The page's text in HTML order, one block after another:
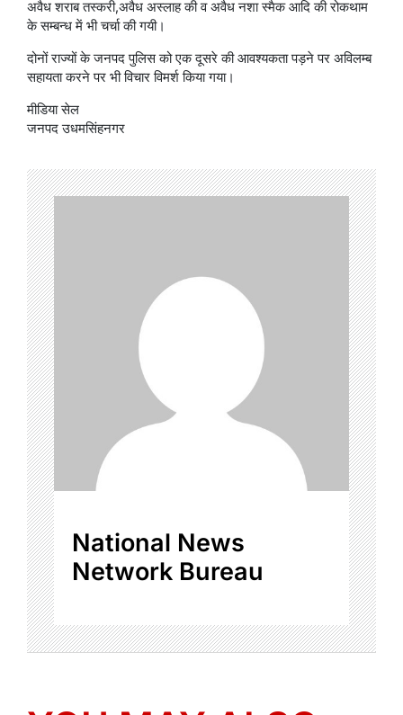
अवैध शराब तस्करी,अवैध अस्लाह की व अवैध नशा स्मैक आदि की रोकथाम
के सम्बन्ध में भी चर्चा की गयी।
दोनों राज्यों के जनपद पुलिस को एक दूसरे की आवश्यकता पड़ने पर अविलम्ब
सहायता करने पर भी विचार विमर्श किया गया।
मीडिया सेल
जनपद उधमसिंहनगर
National News
Network Bureau